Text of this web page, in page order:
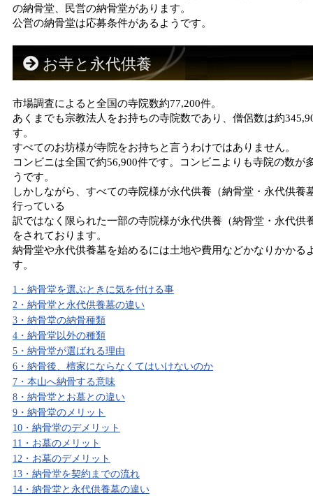
の納骨堂、民営の納骨堂があります。
公営の納骨堂は応募条件があるようです。
お寺と永代供養
市場調査によると全国の寺院数約77,200件。
あくまでも宗教法人をお持ちの寺院数であり、僧侶数は約
す。
すべてのお坊様が寺院をお持ちと言うわけではありません。
コンビニは全国で約56,900件です。コンビニよりも寺院の数が
うです。
しかしながら、すべての寺院様が永代供養（納骨堂・永代供養
行っている
訳ではなく限られた一部の寺院様が永代供養（納骨堂・永代供
をされております。
納骨堂や永代供養墓を始めるには土地や費用などかなりかかる
す。
1・納骨堂を選ぶときに気を付ける事
2・納骨堂と永代供養墓の違い
3・納骨堂の納骨種類
4・納骨堂以外の種類
5・納骨堂が選ばれる理由
6・納骨後、檀家にならなくてはいけないのか
7・本山へ納骨する意味
8・納骨堂とお墓との違い
9・納骨堂のメリット
10・納骨堂のデメリット
11・お墓のメリット
12・お墓のデメリット
13・納骨堂を契約までの流れ
14・納骨堂と永代供養墓の違い